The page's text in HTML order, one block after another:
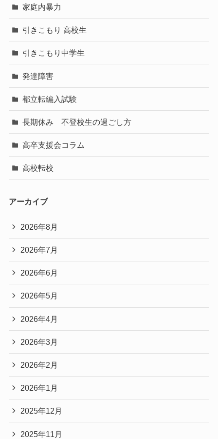
家庭内暴力
引きこもり 高校生
引きこもり中学生
発達障害
都立転編入試験
長期休み 不登校生の過ごし方
高卒支援会コラム
高校転校
アーカイブ
2026年8月
2026年7月
2026年6月
2026年5月
2026年4月
2026年3月
2026年2月
2026年1月
2025年12月
2025年11月